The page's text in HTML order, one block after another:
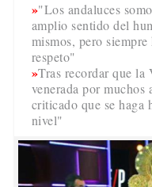
"Los andaluces
amplio sentido del
mismos, pero
respeto"
Tras recordar que
venerada por muchos
criticado que se haga
nivel"